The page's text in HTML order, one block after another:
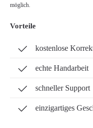
möglich.
Vorteile
kostenlose
echte Handarbeit
schneller Support
einzigartiges